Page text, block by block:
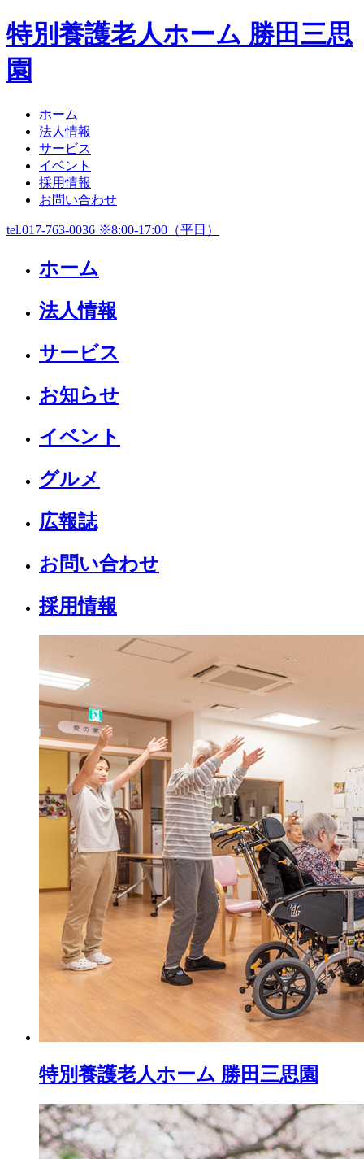
特別養護老人ホーム 勝田三思
園
ホーム
法人情報
サービス
イベント
採用情報
お問い合わせ
tel.017-763-0036 ※8:00-17:00（平日）
ホーム
法人情報
サービス
お知らせ
イベント
グルメ
広報誌
お問い合わせ
採用情報
特別養護老人ホーム 勝田三思園